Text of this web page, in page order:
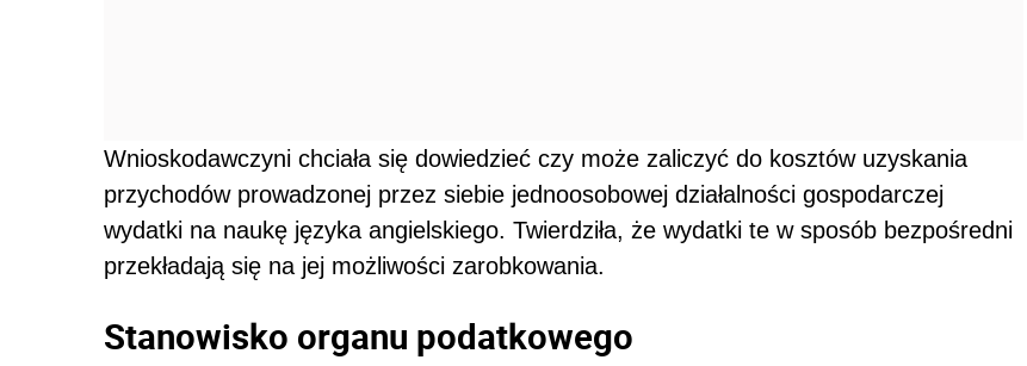
Wnioskodawczyni chciała się dowiedzieć czy może zaliczyć do kosztów uzyskania
przychodów prowadzonej przez siebie jednoosobowej działalności gospodarczej
wydatki na naukę języka angielskiego. Twierdziła, że wydatki te w sposób bezpośredni
przekładają się na jej możliwości zarobkowania.
Stanowisko organu podatkowego